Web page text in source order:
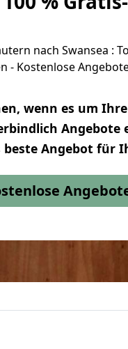
nach Swansea :
- Kostenlose
wenn es um
Angebote
beste Angebot für